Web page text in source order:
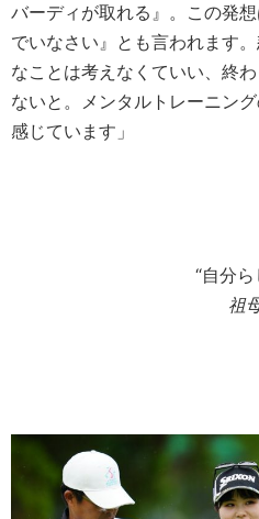
バーディが取れる』。この発
でいなさい』とも言われます
なことは考えなくていい、終
ないと。メンタルトレーニン
感じています」
“自分ら
祖